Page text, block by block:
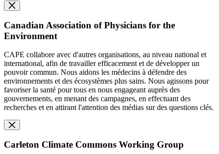
Canadian Association of Physicians for the
Environment
CAPE collabore avec d'autres organisations, au niveau national et
international, afin de travailler efficacement et de développer un
pouvoir commun. Nous aidons les médecins à défendre des
environnements et des écosystèmes plus sains. Nous agissons pour
favoriser la santé pour tous en nous engageant auprès des
gouvernements, en menant des campagnes, en effectuant des
recherches et en attirant l'attention des médias sur des questions clés.
Carleton Climate Commons Working Group